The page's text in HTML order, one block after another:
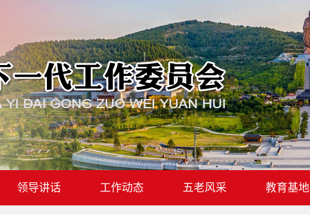
领导讲话 工作动态 五老风采 教育基地